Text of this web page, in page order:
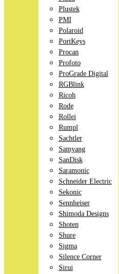
Plustek
PMI
Polaroid
PortKeys
Procan
Profoto
ProGrade Digital
RGBlink
Ricoh
Rode
Rollei
Rumpl
Sachtler
Samyang
SanDisk
Saramonic
Schneider Electric
Sekonic
Sennheiser
Shimoda Designs
Shoten
Shure
Sigma
Silence Corner
Sirui